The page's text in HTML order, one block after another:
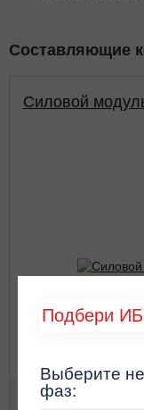
Составляющие
Силовой
Мощность:
Подбери
Выберите
фаз: